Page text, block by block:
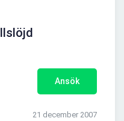
Ansök
21 december 2007